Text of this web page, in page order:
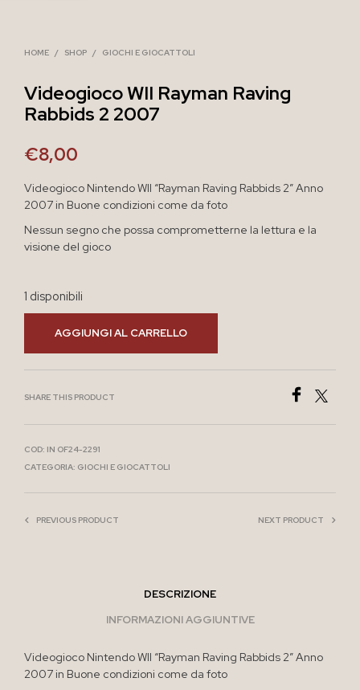
HOME / SHOP / GIOCHI E GIOCATTOLI
Videogioco WII Rayman Raving
Rabbids 2 2007
€8,00
Videogioco Nintendo WII “Rayman Raving Rabbids 2” Anno
2007 in Buone condizioni come da foto
Nessun segno che possa comprometterne la lettura e la
visione del gioco
1 disponibili
AGGIUNGI AL CARRELLO
SHARE THIS PRODUCT
COD: IN OF24-2291
CATEGORIA: GIOCHI E GIOCATTOLI
PREVIOUS PRODUCT NEXT PRODUCT
DESCRIZIONE
INFORMAZIONI AGGIUNTIVE
Videogioco Nintendo WII “Rayman Raving Rabbids 2” Anno
2007 in Buone condizioni come da foto